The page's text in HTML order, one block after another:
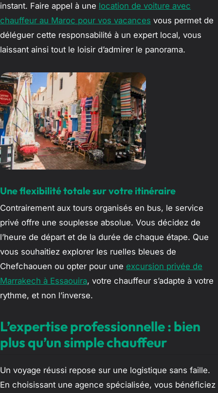
instant. Faire appel à une location de voiture avec
chauffeur au Maroc pour vos vacances vous permet de
déléguer cette responsabilité à un expert local, vous
laissant ainsi tout le loisir d’admirer le panorama.
Une flexibilité totale sur votre itinéraire
Contrairement aux tours organisés en bus, le service
privé offre une souplesse absolue. Vous décidez de
l’heure de départ et de la durée de chaque étape. Que
vous souhaitiez explorer les ruelles bleues de
Chefchaouen ou opter pour une excursion privée de
Marrakech à Essaouira, votre chauffeur s’adapte à votre
rythme, et non l’inverse.
L’expertise professionnelle : bien
plus qu’un simple chauffeur
Un voyage réussi repose sur une logistique sans faille.
En choisissant une agence spécialisée, vous bénéficiez